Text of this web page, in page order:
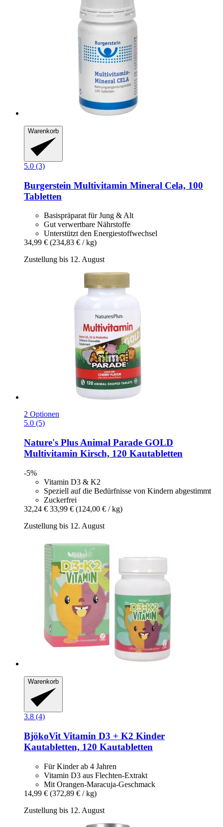
Warenkorb
5.0 (3)
Burgerstein Multivitamin Mineral Cela, 100
Tabletten
Basispräparat für Jung & Alt
Gut verwertbare Nährstoffe
Unterstützt den Energiestoffwechsel
34,99 € (234,83 € / kg)
Zustellung bis 12. August
2 Optionen
5.0 (5)
Nature's Plus Animal Parade GOLD
Multivitamin Kirsch, 120 Kautabletten
-5%
Vitamin D3 & K2
Speziell auf die Bedürfnisse von Kindern abgestimmt
Zuckerfrei
32,24 € 33,99 € (124,00 € / kg)
Zustellung bis 12. August
Warenkorb
3.8 (4)
BjökoVit Vitamin D3 + K2 Kinder
Kautabletten, 120 Kautabletten
Für Kinder ab 4 Jahren
Vitamin D3 aus Flechten-Extrakt
Mit Orangen-Maracuja-Geschmack
14,99 € (372,89 € / kg)
Zustellung bis 12. August